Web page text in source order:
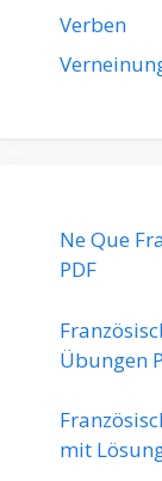
Verben
Ne Que
PDF
Übungen
mit